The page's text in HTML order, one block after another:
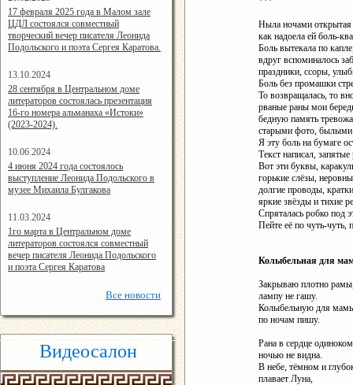
14:24:00
17 февраля 2025 года в Малом зале
ЦДЛ состоялся совместный
творческий вечер писателя Леонида
Подольского и поэта Сергея Каратова.
13.10.2024
14:08:11
28 сентября в Центральном доме
литераторов состоялась презентация
16-го номера альманаха «Истоки»
(2023-2024).
10.06.2024
15:02:44
4 июня 2024 года состоялось
выступление Леонида Подольского в
музее Михаила Булгакова
11.03.2024
15:06:16
1го марта в Центральном доме
литераторов состоялся совместный
вечер писателя Леонида Подольского
и поэта Сергея Каратова
Все новости
Видеосалон
Ныла ночами открытая
как надоела ей боль-
Боль вытекала по
вдруг вспоминалось
праздники, ссоры,
Боль без промашки
То возвращалась, то
рваные раны мои
бедную память
старыми фото, былыми
Я эту боль на бумаге
Текст написал, запятые
Вот эти буквы,
горькие слёзы,
долгие проводы,
яркие звёзды и тихие
Спряталась робко под
Пейте её по чуть-чуть,
Колыбельная для
Закрываю плотно
лампу не гашу.
Колыбельную для
по ночам пишу.
Рана в сердце одиноком
ночью не видна.
В небе, тёмном и
плавает Луна,